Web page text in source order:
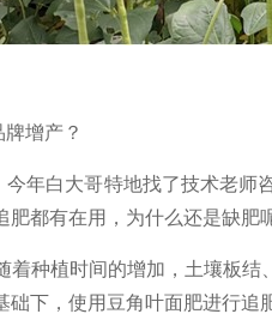
增产？
年白大哥特地找了技术老
都有在用，为什么还是缺肥呢
着种植时间的增加，土壤板
础下，使用豆角叶面肥进行追